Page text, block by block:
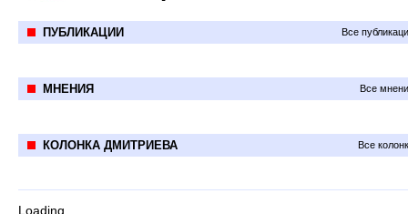
ПУБЛИКАЦИИ Все
МНЕНИЯ Все
КОЛОНКА ДМИТРИЕВА Все
Loading...